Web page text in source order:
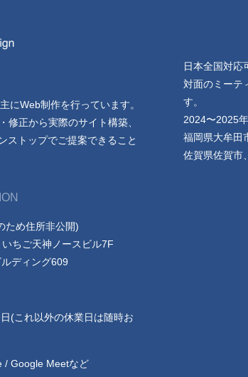
にWeb制作を行っています。
正から実際のサイト構築、
ストップでご提案できること
ため住所非公開)
ちご天神ノースビル7F
ディング609
(これ以外の休業日は随時お
/ Google Meetなど
日本全国対応
対面のミーテ
す。
2024〜2025
福岡県大牟田
佐賀県佐賀市